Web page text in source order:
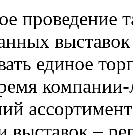
проведение
единое
ассортимент